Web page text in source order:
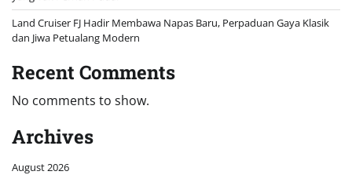
Land Cruiser FJ Hadir Membawa Napas Baru, Perpaduan Gaya Klasik
dan Jiwa Petualang Modern
Recent Comments
No comments to show.
Archives
August 2026